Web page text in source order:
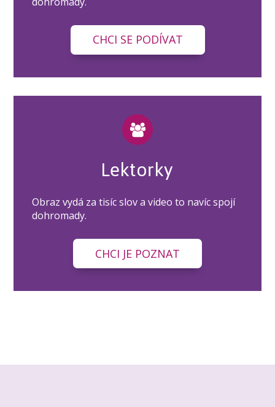
CHCI SE PODÍVAT
Lektorky
Obraz vydá za tisíc slov a video to navíc spojí
dohromady.
CHCI JE POZNAT